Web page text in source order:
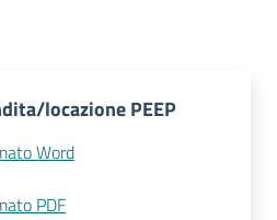
locazione PEEP
Word
PDF